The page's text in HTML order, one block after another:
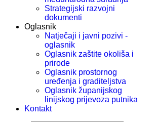
Strategijski razvojni
dokumenti
Oglasnik
Natječaji i javni pozivi -
oglasnik
Oglasnik zaštite okoliša i
prirode
Oglasnik prostornog
uređenja i graditeljstva
Oglasnik županijskog
linijskog prijevoza putnika
Kontakt